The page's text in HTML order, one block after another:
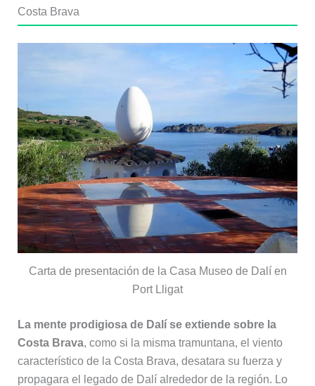
Costa Brava
Carta de presentación de la Casa Museo de Dalí en
Port Lligat
La mente prodigiosa de Dalí se extiende sobre la
Costa Brava, como si la misma tramuntana, el viento
característico de la Costa Brava, desatara su fuerza y
propagara el legado de Dalí alrededor de la región. Lo